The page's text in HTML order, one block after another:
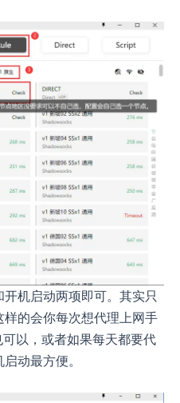
机启动两项即可。其实只
的会你每次想代理上网手
以，或者如果每天都要代
动最方便。